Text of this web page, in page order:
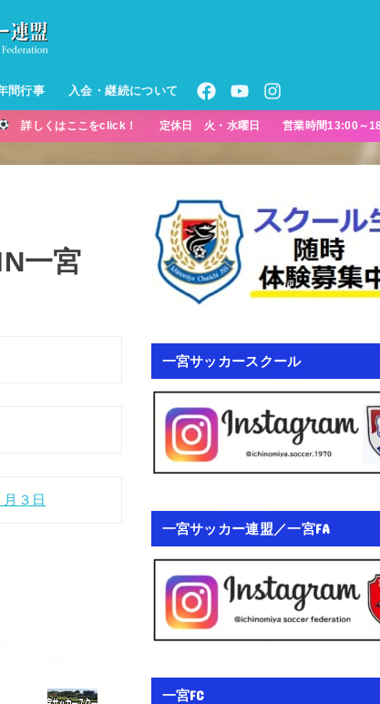
間行事 入会・継続について
詳しくはここをclick！ 定休日 火・水曜日 営業時間13:00
一宮
月３日
一宮サッカースクール
一宮サッカー連盟／一宮FA
一宮FC